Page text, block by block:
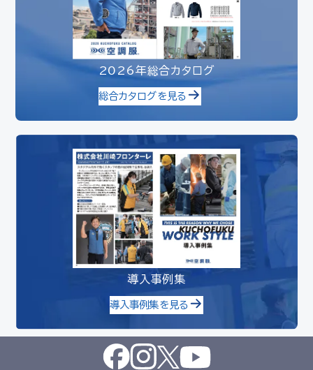
2026年総合カタログ
総合カタログを見る
導入事例集
導入事例集を見る